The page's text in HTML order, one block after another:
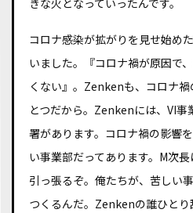
コロナ感染が拡がりを見せ始め
いました。『コロナ禍が原因で
くない』。Zenkenも、コロナ
とつだから。Zenkenには、VI事
署があります。コロナ禍の影響
い事業部だってあります。M次
引っ張るぞ。俺たちが、苦しい
つくるんだ。Zenkenの誰ひと